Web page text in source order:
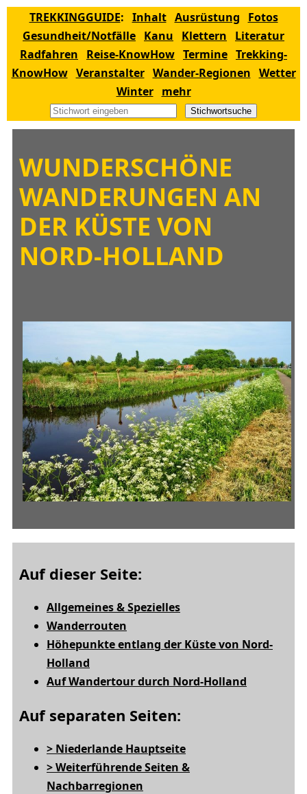
TREKKINGGUIDE: Inhalt Ausrüstung
Fotos
Gesundheit/Notfälle Kanu Klettern
Literatur
Radfahren
Reise-KnowHow Termine Trekking-
KnowHow Veranstalter Wander-Regionen Wetter
Winter
mehr
Stichwortsuche
WUNDERSCHÖNE
WANDERUNGEN AN
DER KÜSTE VON
NORD-HOLLAND
Auf dieser Seite:
Allgemeines & Spezielles
Wanderrouten
Höhepunkte entlang der Küste von Nord-
Holland
Auf Wandertour durch Nord-Holland
Auf separaten Seiten:
> Niederlande Hauptseite
> Weiterführende Seiten &
Nachbarregionen